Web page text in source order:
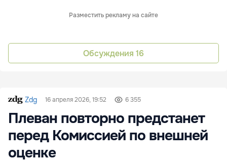
Разместить рекламу на сайте
Обсуждения 16
Zdg 16 апреля 2026, 19:52 6 355
Плеван повторно предстанет
перед Комиссией по внешней
оценке